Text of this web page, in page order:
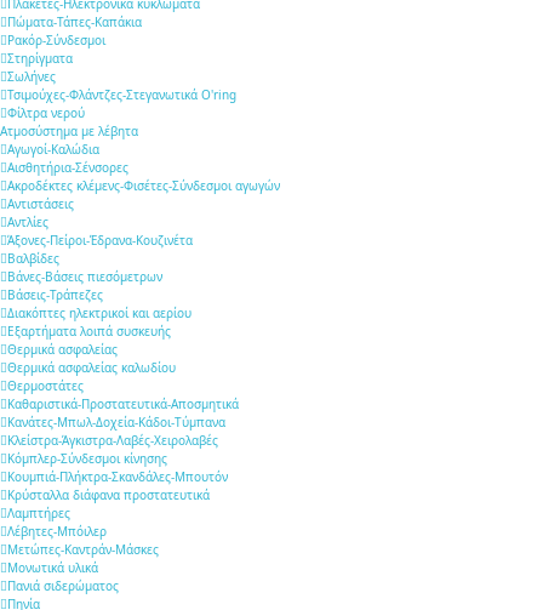
Πώματα-Τάπες-Καπάκια
Ρακόρ-Σύνδεσμοι
Στηρίγματα
Σωλήνες
Τσιμούχες-Φλάντζες-Στεγανωτικά O'ring
Φίλτρα νερού
Ατμοσύστημα με λέβητα
Αγωγοί-Καλώδια
Αισθητήρια-Σένσορες
Ακροδέκτες κλέμενς-Φισέτες-Σύνδεσμοι αγωγών
Αντιστάσεις
Αντλίες
Άξονες-Πείροι-Έδρανα-Κουζινέτα
Βαλβίδες
Βάνες-Βάσεις πιεσόμετρων
Βάσεις-Τράπεζες
Διακόπτες ηλεκτρικοί και αερίου
Εξαρτήματα λοιπά συσκευής
Θερμικά ασφαλείας
Θερμικά ασφαλείας καλωδίου
Θερμοστάτες
Καθαριστικά-Προστατευτικά-Αποσμητικά
Κανάτες-Μπωλ-Δοχεία-Κάδοι-Τύμπανα
Κλείστρα-Άγκιστρα-Λαβές-Χειρολαβές
Κόμπλερ-Σύνδεσμοι κίνησης
Κουμπιά-Πλήκτρα-Σκανδάλες-Μπουτόν
Κρύσταλλα διάφανα προστατευτικά
Λαμπτήρες
Λέβητες-Μπόιλερ
Μετώπες-Καντράν-Μάσκες
Μονωτικά υλικά
Πανιά σιδερώματος
Πηνία